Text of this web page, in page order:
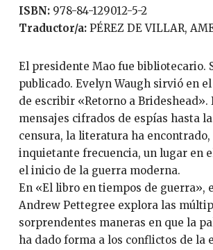
ISBN:
978-84-129012-5-2
Traductor/a:
PÉREZ DE VILLAR,
El presidente Mao fue bibliotecario. Stalin, poeta
publicado. Evelyn Waugh sirvió en
de escribir «Retorno a Brideshead».
mensajes cifrados de espías hasta
censura, la literatura ha encontrado,
inquietante frecuencia, un lugar en
el inicio de la guerra moderna.
En «El libro en tiempos de guerra»,
Andrew Pettegree explora las
sorprendentes maneras en que la
ha dado forma a los conflictos de la